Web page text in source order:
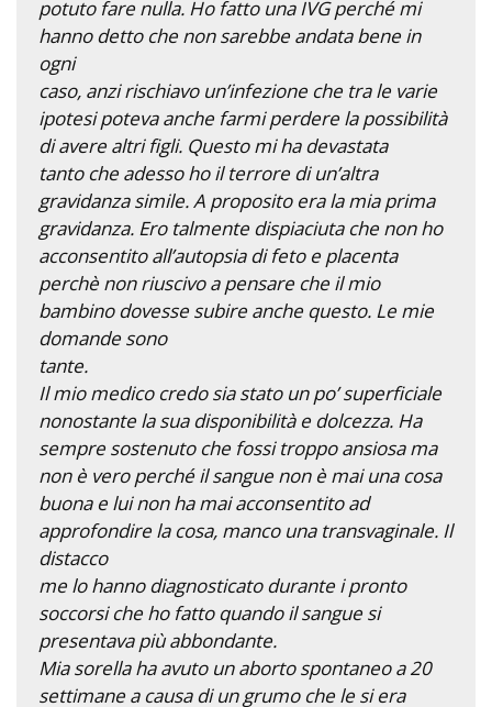
potuto fare nulla. Ho fatto una IVG perché mi
hanno detto che non sarebbe andata bene in
ogni
caso, anzi rischiavo un’infezione che tra le varie
ipotesi poteva anche farmi perdere la possibilità
di avere altri figli. Questo mi ha devastata
tanto che adesso ho il terrore di un’altra
gravidanza simile. A proposito era la mia prima
gravidanza. Ero talmente dispiaciuta che non ho
acconsentito all’autopsia di feto e placenta
perchè non riuscivo a pensare che il mio
bambino dovesse subire anche questo. Le mie
domande sono
tante.
Il mio medico credo sia stato un po’ superficiale
nonostante la sua disponibilità e dolcezza. Ha
sempre sostenuto che fossi troppo ansiosa ma
non è vero perché il sangue non è mai una cosa
buona e lui non ha mai acconsentito ad
approfondire la cosa, manco una transvaginale. Il
distacco
me lo hanno diagnosticato durante i pronto
soccorsi che ho fatto quando il sangue si
presentava più abbondante.
Mia sorella ha avuto un aborto spontaneo a 20
settimane a causa di un grumo che le si era